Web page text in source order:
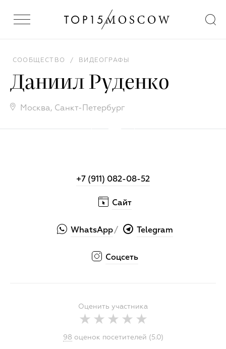
СООБЩЕСТВО / ВИДЕОГРАФЫ
Даниил Руденко
Москва, Санкт-Петербург
Оценить участника
98 оценок посетителей (5.0)
+7 (911) 082-08-52
Сайт
WhatsApp/ Telegram
Соцсеть